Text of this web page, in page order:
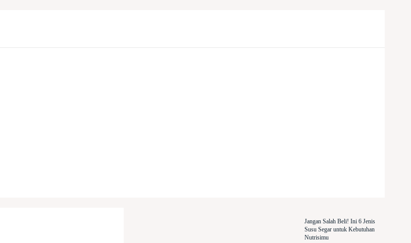
Jangan Salah Beli! Ini 6 Jenis
Susu Segar untuk Kebutuhan
Nutrisimu